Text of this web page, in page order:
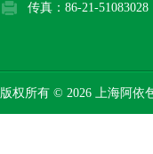
传真：86-21-51083028
版权所有 © 2026 上海阿依